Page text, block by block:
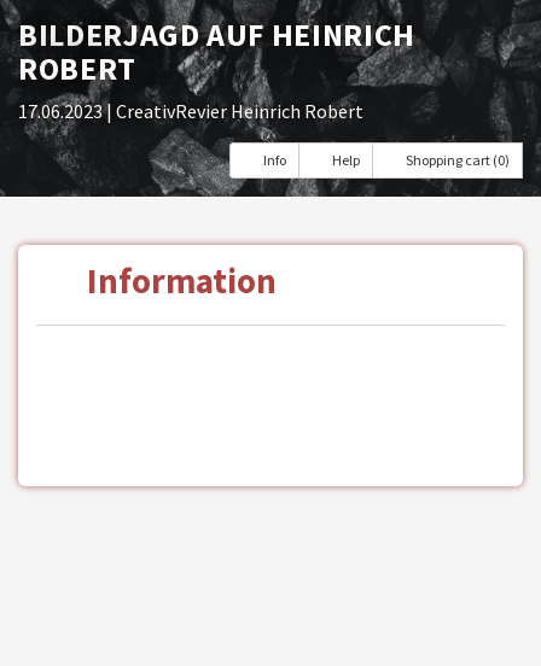
BILDERJAGD AUF HEINRICH
ROBERT
17.06.2023| CreativRevier Heinrich Robert
Info Help Shopping cart (0)
Information